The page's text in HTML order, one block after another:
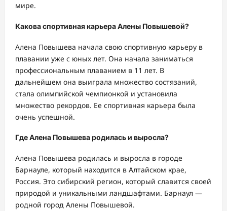
мире.
Какова спортивная карьера Алены Повышевой?
Алена Повышева начала свою спортивную карьеру в
плавании уже с юных лет. Она начала заниматься
профессиональным плаванием в 11 лет. В
дальнейшем она выиграла множество состязаний,
стала олимпийской чемпионкой и установила
множество рекордов. Ее спортивная карьера была
очень успешной.
Где Алена Повышева родилась и выросла?
Алена Повышева родилась и выросла в городе
Барнауле, который находится в Алтайском крае,
Россия. Это сибирский регион, который славится своей
природой и уникальными ландшафтами. Барнаул —
родной город Алены Повышевой.